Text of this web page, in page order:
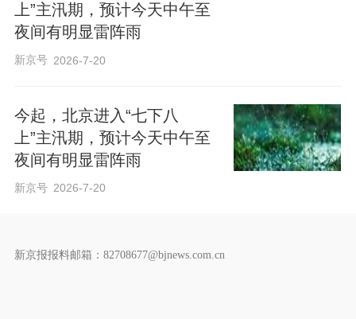
上”主汛期，预计今天中午至
夜间有明显雷阵雨
新京号 2026-7-20
今起，北京进入“七下八
上”主汛期，预计今天中午至
夜间有明显雷阵雨
新京号 2026-7-20
新京报报料邮箱：82708677@bjnews.com.cn